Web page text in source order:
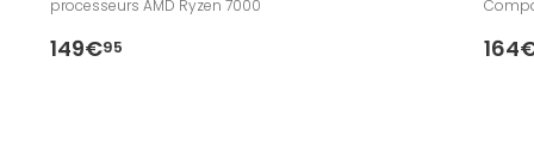
processeurs AMD Ryzen 7000
149€95